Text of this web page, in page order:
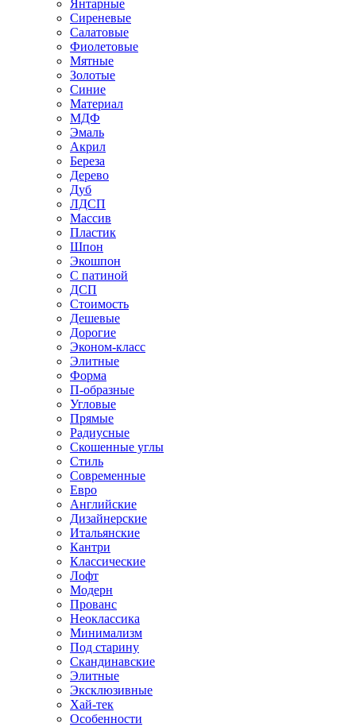
Янтарные
Сиреневые
Салатовые
Фиолетовые
Мятные
Золотые
Синие
Материал
МДФ
Эмаль
Акрил
Береза
Дерево
Дуб
ЛДСП
Массив
Пластик
Шпон
Экошпон
С патиной
ДСП
Стоимость
Дешевые
Дорогие
Эконом-класс
Элитные
Форма
П-образные
Угловые
Прямые
Радиусные
Скошенные углы
Стиль
Современные
Евро
Английские
Дизайнерские
Итальянские
Кантри
Классические
Лофт
Модерн
Прованс
Неоклассика
Минимализм
Под старину
Скандинавские
Элитные
Эксклюзивные
Хай-тек
Особенности